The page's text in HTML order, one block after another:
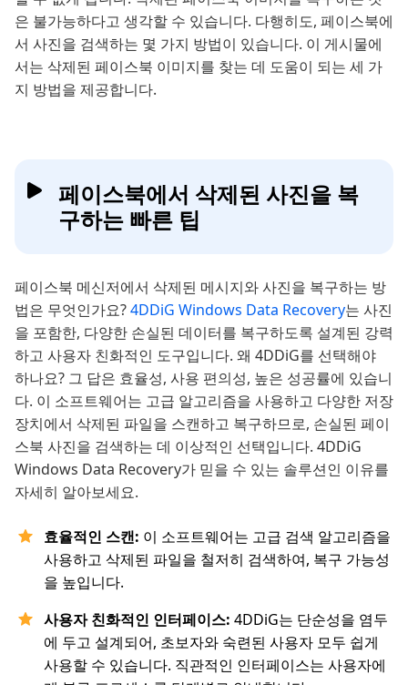
은 불가능하다고 생각할 수 있습니다. 다행히도, 페이스북에
서 사진을 검색하는 몇 가지 방법이 있습니다. 이 게시물에
서는 삭제된 페이스북 이미지를 찾는 데 도움이 되는 세 가
지 방법을 제공합니다.
페이스북에서 삭제된 사진을 복
구하는 빠른 팁
페이스북 메신저에서 삭제된 메시지와 사진을 복구하는 방
법은 무엇인가요?4DDiG Windows Data Recovery는 사진
을 포함한, 다양한 손실된 데이터를 복구하도록 설계된 강력
하고 사용자 친화적인 도구입니다. 왜 4DDiG를 선택해야
하나요? 그 답은 효율성, 사용 편의성, 높은 성공률에 있습니
다. 이 소프트웨어는 고급 알고리즘을 사용하고 다양한 저장
장치에서 삭제된 파일을 스캔하고 복구하므로, 손실된 페이
스북 사진을 검색하는 데 이상적인 선택입니다. 4DDiG
Windows Data Recovery가 믿을 수 있는 솔루션인 이유를
자세히 알아보세요.
효율적인 스캔: 이 소프트웨어는 고급 검색 알고리즘을
사용하고 삭제된 파일을 철저히 검색하여, 복구 가능성
을 높입니다.
사용자 친화적인 인터페이스: 4DDiG는 단순성을 염두
에 두고 설계되어, 초보자와 숙련된 사용자 모두 쉽게
사용할 수 있습니다. 직관적인 인터페이스는 사용자에